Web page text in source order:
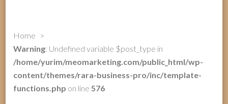
Home >
Warning: Undefined variable $post_type in
/home/yurim/meomarketing.com/public_html/wp-
content/themes/rara-business-pro/inc/template-
functions.php on line576